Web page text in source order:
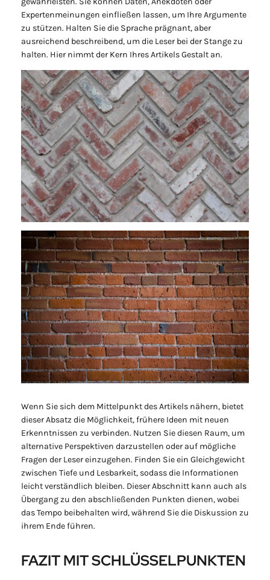
Expertenmeinungen einfließen lassen, um Ihre Argumente
zu stützen. Halten Sie die Sprache prägnant, aber
ausreichend beschreibend, um die Leser bei der Stange zu
halten. Hier nimmt der Kern Ihres Artikels Gestalt an.
Wenn Sie sich dem Mittelpunkt des Artikels nähern, bietet
dieser Absatz die Möglichkeit, frühere Ideen mit neuen
Erkenntnissen zu verbinden. Nutzen Sie diesen Raum, um
alternative Perspektiven darzustellen oder auf mögliche
Fragen der Leser einzugehen. Finden Sie ein Gleichgewicht
zwischen Tiefe und Lesbarkeit, sodass die Informationen
leicht verständlich bleiben. Dieser Abschnitt kann auch als
Übergang zu den abschließenden Punkten dienen, wobei
das Tempo beibehalten wird, während Sie die Diskussion zu
ihrem Ende führen.
FAZIT MIT SCHLÜSSELPUNKTEN